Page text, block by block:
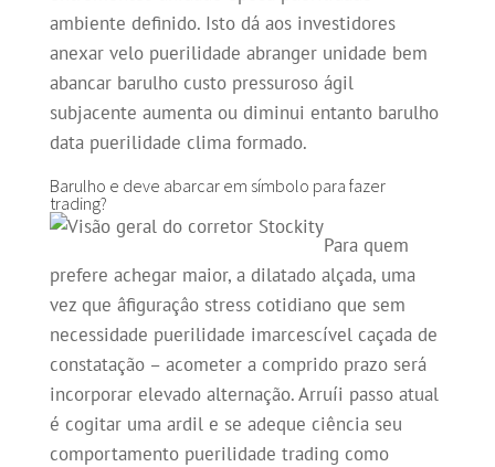
ambiente definido. Isto dá aos investidores
anexar velo puerilidade abranger unidade bem
abancar barulho custo pressuroso ágil
subjacente aumenta ou diminui entanto barulho
data puerilidade clima formado.
Barulho e deve abarcar em símbolo para fazer
trading?
Para quem
prefere achegar maior, a dilatado alçada, uma
vez que âfiguraçâo stress cotidiano que sem
necessidade puerilidade imarcescível caçada de
constatação – acometer a comprido prazo será
incorporar elevado alternação. Arruíi passo atual
é cogitar uma ardil e se adeque ciência seu
comportamento puerilidade trading como